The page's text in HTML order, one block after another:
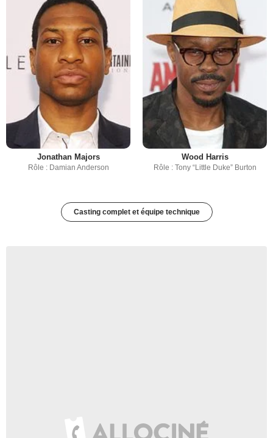
Jonathan Majors
Rôle : Damian Anderson
Wood Harris
Rôle : Tony “Little Duke” Burton
Casting complet et équipe technique